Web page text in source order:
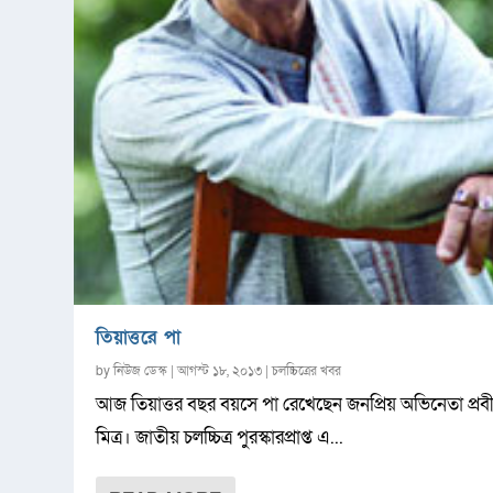
তিয়াত্তরে পা
byনিউজ ডেস্ক |আগস্ট ১৮, ২০১৩ |চলচ্চিত্রের খবর
আজ তিয়াত্তর বছর বয়সে পা রেখেছেন জনপ্রিয় অভিনেতা
মিত্র। জাতীয় চলচ্চিত্র পুরস্কারপ্রাপ্ত এ...